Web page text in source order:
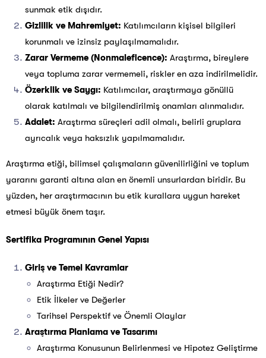
sunmak etik dışıdır.
Gizlilik ve Mahremiyet: Katılımcıların kişisel bilgileri
korunmalı ve izinsiz paylaşılmamalıdır.
Zarar Vermeme (Nonmaleficence): Araştırma, bireylere
veya topluma zarar vermemeli, riskler en aza indirilmelidir.
Özerklik ve Saygı: Katılımcılar, araştırmaya gönüllü
olarak katılmalı ve bilgilendirilmiş onamları alınmalıdır.
Adalet: Araştırma süreçleri adil olmalı, belirli gruplara
ayrıcalık veya haksızlık yapılmamalıdır.
Araştırma etiği, bilimsel çalışmaların güvenilirliğini ve toplum
yararını garanti altına alan en önemli unsurlardan biridir. Bu
yüzden, her araştırmacının bu etik kurallara uygun hareket
etmesi büyük önem taşır.
Sertifika Programının Genel Yapısı
Giriş ve Temel Kavramlar
Araştırma Etiği Nedir?
Etik İlkeler ve Değerler
Tarihsel Perspektif ve Önemli Olaylar
Araştırma Planlama ve Tasarımı
Araştırma Konusunun Belirlenmesi ve Hipotez Geliştirme